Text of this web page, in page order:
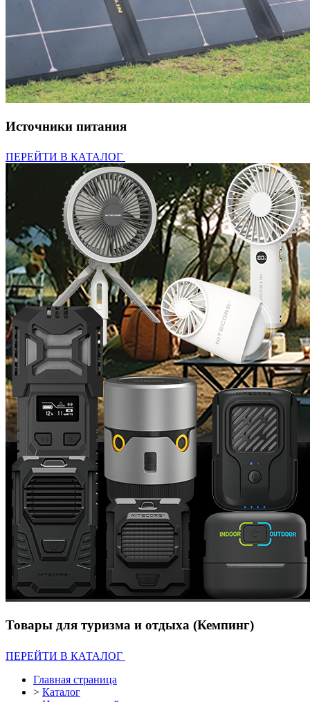
Источники питания
ПЕРЕЙТИ В КАТАЛОГ
Товары для туризма и отдыха (Кемпинг)
ПЕРЕЙТИ В КАТАЛОГ
Главная страница
> Каталог